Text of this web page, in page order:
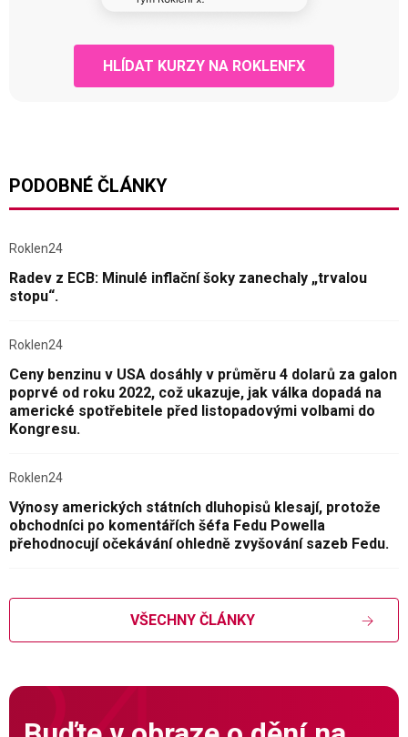
HLÍDAT KURZY NA ROKLENFX
PODOBNÉ ČLÁNKY
Roklen24
Radev z ECB: Minulé inflační šoky zanechaly „trvalou
stopu“.
Roklen24
Ceny benzinu v USA dosáhly v průměru 4 dolarů za galon
poprvé od roku 2022, což ukazuje, jak válka dopadá na
americké spotřebitele před listopadovými volbami do
Kongresu.
Roklen24
Výnosy amerických státních dluhopisů klesají, protože
obchodníci po komentářích šéfa Fedu Powella
přehodnocují očekávání ohledně zvyšování sazeb Fedu.
VŠECHNY ČLÁNKY